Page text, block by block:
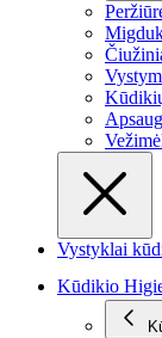
Vystyklai
Kūdikio